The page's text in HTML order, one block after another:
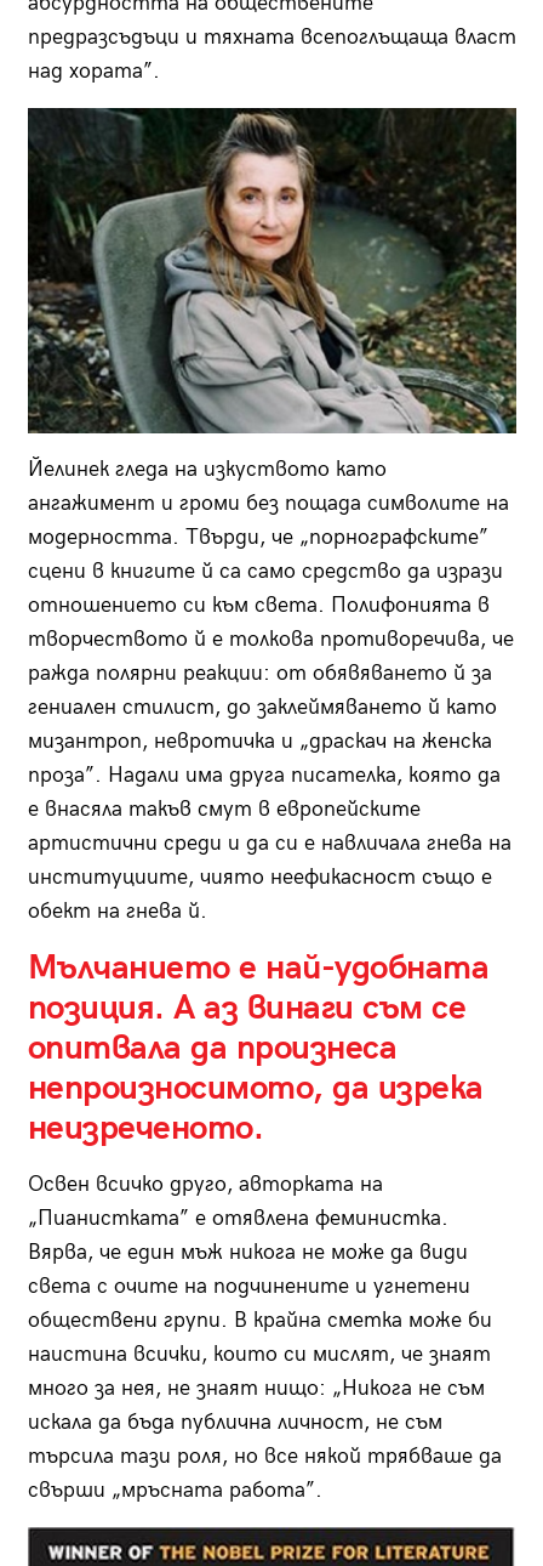
предразсъдъци и тяхната всепоглъщаща власт
над хората”.
Йелинек гледа на изкуството като
ангажимент и громи без пощада символите на
модерността. Твърди, че „порнографските”
сцени в книгите й са само средство да изрази
отношението си към света. Полифонията в
творчеството й е толкова противоречива, че
ражда полярни реакции: от обявяването й за
гениален стилист, до заклеймяването й като
мизантроп, невротичка и „драскач на женска
проза”. Надали има друга писателка, която да
е внасяла такъв смут в европейските
артистични среди и да си е навличала гнева на
институциите, чиято неефикасност също е
обект на гнева й.
Мълчанието е най-удобната
позиция. А аз винаги съм се
опитвала да произнеса
непроизносимото, да изрека
неизреченото.
Освен всичко друго, авторката на
„Пианистката” е отявлена феминистка.
Вярва, че един мъж никога не може да види
света с очите на подчинените и угнетени
обществени групи. В крайна сметка може би
наистина всички, които си мислят, че знаят
много за нея, не знаят нищо: „Никога не съм
искала да бъда публична личност, не съм
търсила тази роля, но все някой трябваше да
свърши „мръсната работа”.